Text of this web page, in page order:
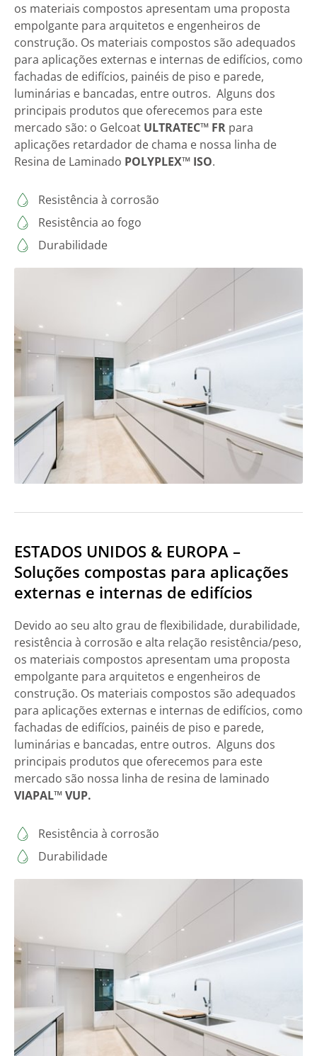
os materiais compostos apresentam uma proposta
empolgante para arquitetos e engenheiros de
construção. Os materiais compostos são adequados
para aplicações externas e internas de edifícios, como
fachadas de edifícios, painéis de piso e parede,
luminárias e bancadas, entre outros. Alguns dos
principais produtos que oferecemos para este
mercado são: o Gelcoat ULTRATEC™ FR para
aplicações retardador de chama e nossa linha de
Resina de Laminado POLYPLEX™ ISO.
Resistência à corrosão
Resistência ao fogo
Durabilidade
ESTADOS UNIDOS & EUROPA –
Soluções compostas para aplicações
externas e internas de edifícios
Devido ao seu alto grau de flexibilidade, durabilidade,
resistência à corrosão e alta relação resistência/peso,
os materiais compostos apresentam uma proposta
empolgante para arquitetos e engenheiros de
construção. Os materiais compostos são adequados
para aplicações externas e internas de edifícios, como
fachadas de edifícios, painéis de piso e parede,
luminárias e bancadas, entre outros. Alguns dos
principais produtos que oferecemos para este
mercado são nossa linha de resina de laminado
VIAPAL™ VUP.
Resistência à corrosão
Durabilidade